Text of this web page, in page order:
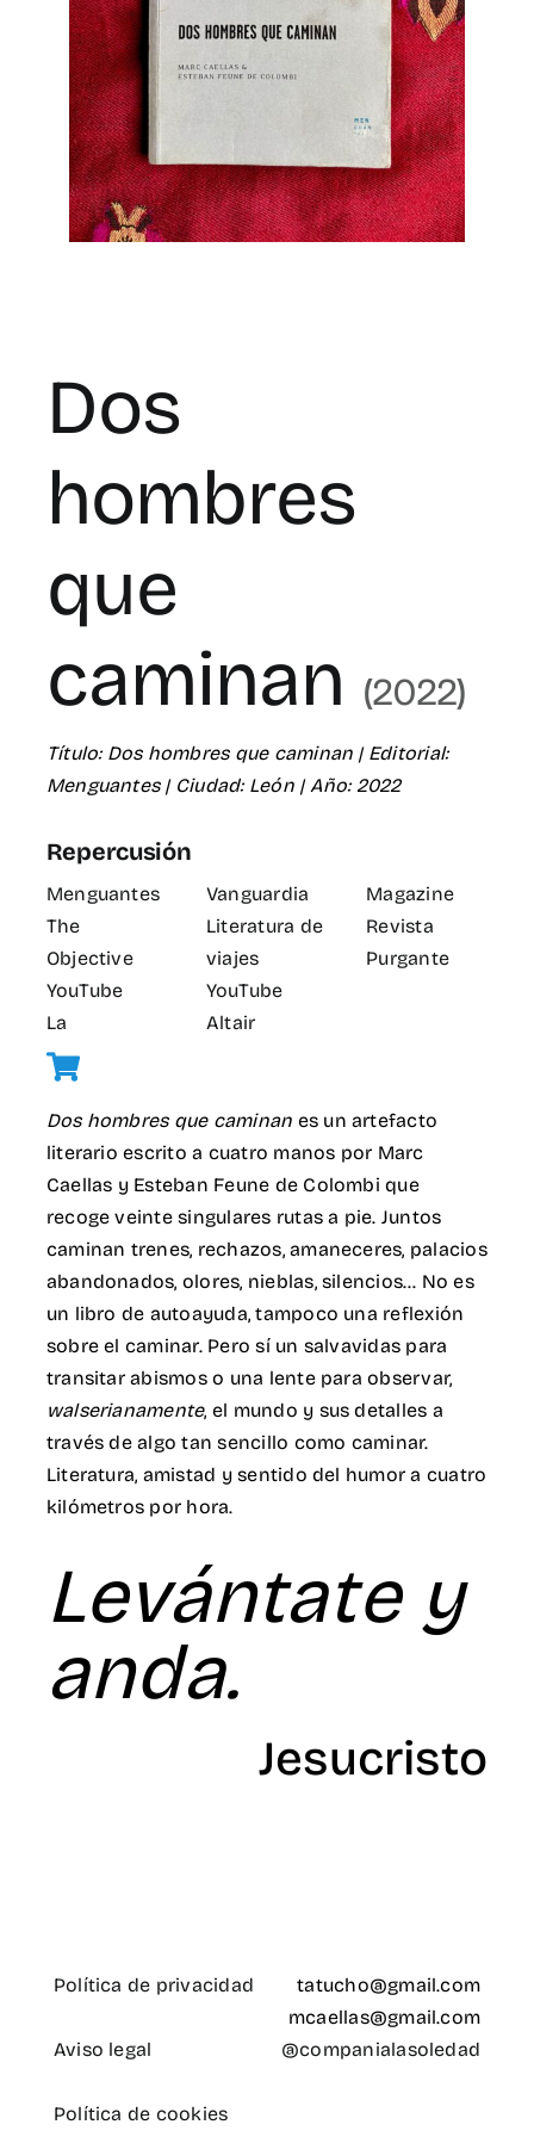
for:
Dos
hombres
que
caminan (2022)
Título: Dos hombres que caminan | Editorial:
Menguantes | Ciudad: León | Año: 2022
Repercusión
Menguantes
The
Objective
YouTube
La
Vanguardia
Literatura de
viajes
YouTube
Altair
Magazine
Revista
Purgante
Dos hombres que caminan es un artefacto
literario escrito a cuatro manos por Marc
Caellas y Esteban Feune de Colombi que
recoge veinte singulares rutas a pie. Juntos
caminan trenes, rechazos, amaneceres, palacios
abandonados, olores, nieblas, silencios… No es
un libro de autoayuda, tampoco una reflexión
sobre el caminar. Pero sí un salvavidas para
transitar abismos o una lente para observar,
walserianamente, el mundo y sus detalles a
través de algo tan sencillo como caminar.
Literatura, amistad y sentido del humor a cuatro
kilómetros por hora.
Levántate y
anda.
Jesucristo
Política de privacidad
Aviso legal
Política de cookies
tatucho@gmail.com
mcaellas@gmail.com
@companialasoledad